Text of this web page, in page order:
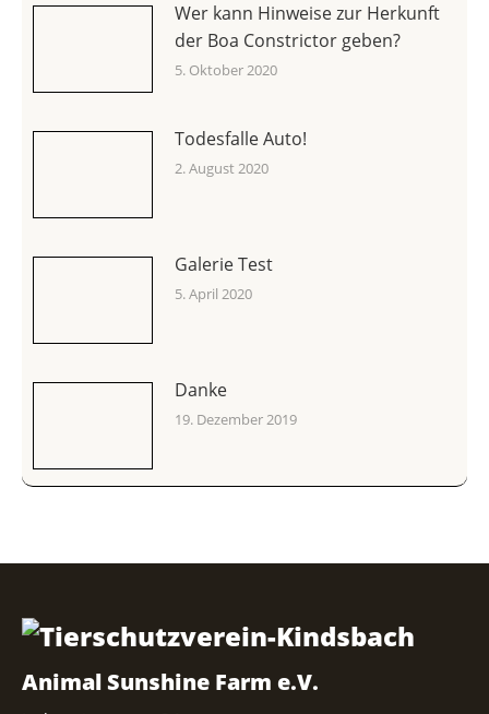
Wer kann Hinweise zur Herkunft
der Boa Constrictor geben?
5. Oktober 2020
Todesfalle Auto!
2. August 2020
Galerie Test
5. April 2020
Danke
19. Dezember 2019
Animal Sunshine Farm e.V.